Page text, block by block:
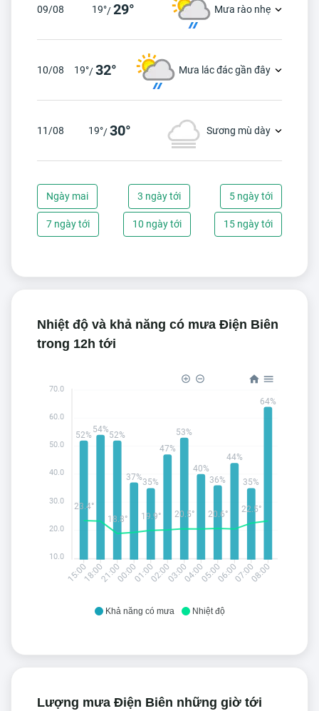
09/08 19°/29° Mưa rào nhẹ
10/08 19°/32° Mưa lác đác gần đây
11/08 19°/30° Sương mù dày
Ngày mai 3 ngày tới 5 ngày tới
7 ngày tới 10 ngày tới 15 ngày tới
Nhiệt độ và khả năng có mưa Điện Biên
trong 12h tới
Khả năng có mưa Nhiệt độ
15:0018:0021:0000:0001:0002:0003:0004:0005:0006:0007:0008:00
52%
54%
52%
37%
35%
47%
53%
40%
36%
44%
35%
64%
23.4°
18.8°
19.9° 20.5° 20.6°
22.5°
70.0
60.0
50.0
40.0
30.0
20.0
10.0
Lượng mưa Điện Biên những giờ tới